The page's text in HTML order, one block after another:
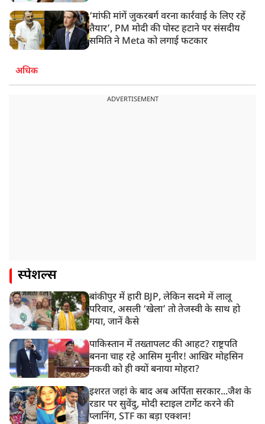
‘मांफी मांगें जुकरबर्ग वरना कार्रवाई के लिए रहें
तैयार’, PM मोदी की पोस्ट हटाने पर संसदीय
समिति ने Meta को लगाई फटकार
अधिक
ADVERTISEMENT
स्पेशल्स
बांकीपुर में हारी BJP, लेकिन सदमे में लालू
परिवार, असली ‘खेला’ तो तेजस्वी के साथ हो
गया, जानें कैसे
पाकिस्तान में तख्तापलट की आहट? राष्ट्रपति
बनना चाह रहे आसिम मुनीर! आखिर मोहसिन
नकवी को ही क्यों बनाया मोहरा?
इशरत जहां के बाद अब अर्पिता सरकार...जैश के
रडार पर सुवेंदु, मोदी स्टाइल टार्गेट करने की
प्लानिंग, STF का बड़ा एक्शन!